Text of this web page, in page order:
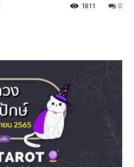
0
1811